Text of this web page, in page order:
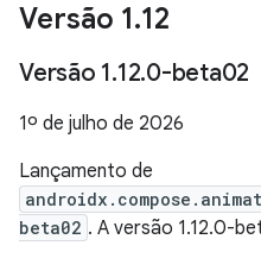
Versão 1.12
Versão 1.12.0-beta02
1º de julho de 2026
Lançamento de
beta02 . A versão 1.12.0-